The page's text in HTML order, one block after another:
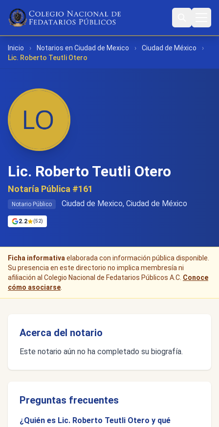
Inicio › Notarios en Ciudad de Mexico › Ciudad de México
›
Lic. Roberto Teutli Otero
Lic. Roberto Teutli Otero
Notaría Pública #161
Notario Público Ciudad de Mexico, Ciudad de México
2.2 (52)
Ficha informativa elaborada con información pública disponible.
Su presencia en este directorio no implica membresía ni
afiliación al Colegio Nacional de Fedatarios Públicos A.C. Conoce
cómo asociarse
Acerca del notario
Este notario aún no ha completado su biografía.
Preguntas frecuentes
¿Quién es Lic. Roberto Teutli Otero y qué